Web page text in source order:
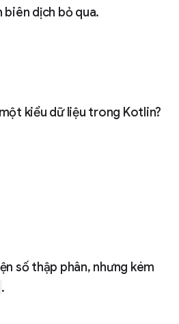
biên dịch bỏ qua.
kiểu dữ liệu trong Kotlin?
số thập phân, nhưng kém
.